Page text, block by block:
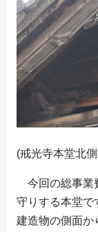
(戒光寺本堂北
今回の総事業
守りする本堂で
建造物の側面か